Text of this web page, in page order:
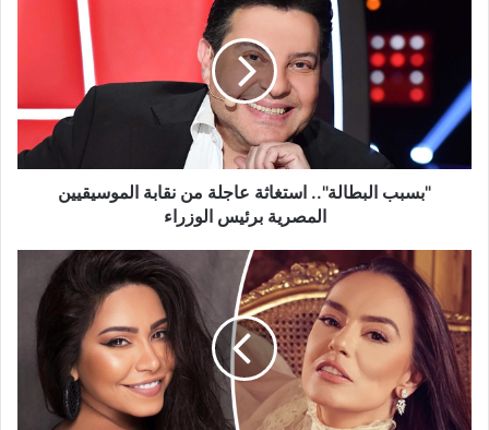
من
نقابة
الموسيقيين
المصرية
برئيس
"بسبب البطالة".. استغاثة عاجلة من نقابة الموسيقيين
المصرية برئيس الوزراء
بعد
عودتها
للفن..
شيرين
عبد
الوهاب
تُوجِّه